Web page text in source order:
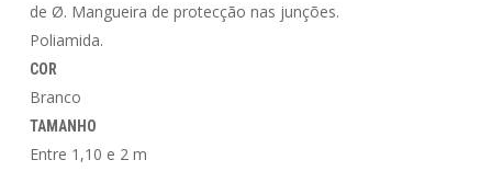
de Ø. Mangueira de protecção nas junções.
Poliamida.
COR
Branco
TAMANHO
Entre 1,10 e 2 m